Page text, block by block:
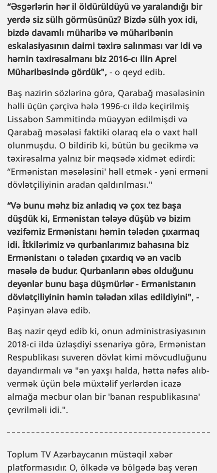
“Əsgərlərin hər il öldürüldüyü və yaralandığı bir
yerdə siz sülh görmüsünüz? Bizdə sülh yox idi,
bizdə davamlı müharibə və müharibənin
eskalasiyasının daimi təxirə salınması var idi və
həmin təxirəsalmanı biz 2016-cı ilin Aprel
Müharibəsində gördük", - o qeyd edib.
Baş nazirin sözlərinə görə, Qarabağ məsələsinin
həlli üçün çərçivə hələ 1996-cı ildə keçirilmiş
Lissabon Sammitində müəyyən edilmişdi və
Qarabağ məsələsi faktiki olaraq elə o vaxt həll
olunmuşdu. O bildirib ki, bütün bu gecikmə və
təxirəsalma yalnız bir məqsədə xidmət edirdi:
“Ermənistan məsələsini' həll etmək - yəni erməni
dövlətçiliyinin aradan qaldırılması."
“Və bunu məhz biz anladıq və çox tez başa
düşdük ki, Ermənistan tələyə düşüb və bizim
vəzifəmiz Ermənistanı həmin tələdən çıxarmaq
idi. İtkilərimiz və qurbanlarımız bahasına biz
Ermənistanı o tələdən çıxardıq və ən vacib
məsələ də budur. Qurbanların əbəs olduğunu
deyənlər bunu başa düşmürlər - Ermənistanın
dövlətçiliyinin həmin tələdən xilas edildiyini", -
Paşinyan əlavə edib.
Baş nazir qeyd edib ki, onun administrasiyasının
2018-ci ildə üzləşdiyi ssenariyə görə, Ermənistan
Respublikası suveren dövlət kimi mövcudluğunu
dayandırmalı və "ən yaxşı halda, hətta nəfəs alıb-
vermək üçün belə müxtəlif yerlərdən icazə
almağa məcbur olan bir 'banan respublikasına'
çevrilməli idi.".
Toplum TV Azərbaycanın müstəqil xəbər
platformasıdır. O, ölkədə və bölgədə baş verən